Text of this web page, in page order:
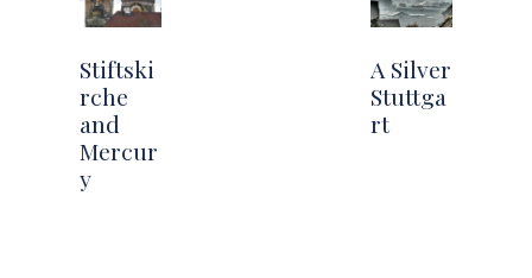
Stiftski
rche
and
Mercur
y
A Silver
Stuttga
rt